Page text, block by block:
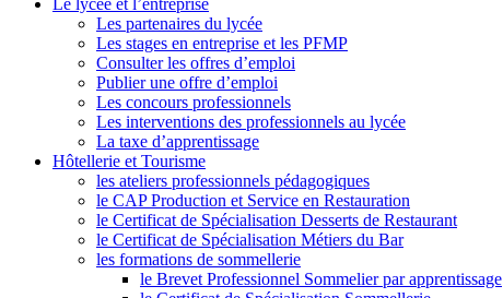
Le lycée et l’entreprise
Les partenaires du lycée
Les stages en entreprise et les PFMP
Consulter les offres d’emploi
Publier une offre d’emploi
Les concours professionnels
Les interventions des professionnels au lycée
La taxe d’apprentissage
Hôtellerie et Tourisme
les ateliers professionnels pédagogiques
le CAP Production et Service en Restauration
le Certificat de Spécialisation Desserts de Restaurant
le Certificat de Spécialisation Métiers du Bar
les formations de sommellerie
le Brevet Professionnel Sommelier par apprentissage